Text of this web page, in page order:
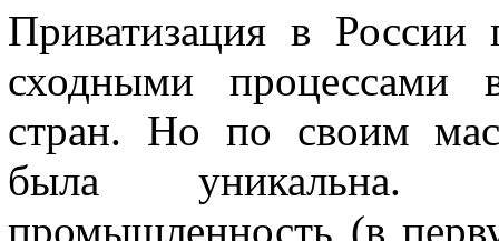
Приватизация в России
сход­ными процессами
стран. Но по своим
была уникальна.
промышленность (в